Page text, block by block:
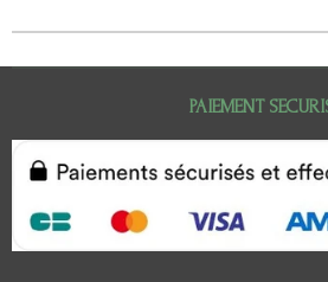
PAIEMENT